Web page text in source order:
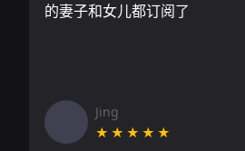
的妻子和女儿都订阅了
Jing
★★★★★